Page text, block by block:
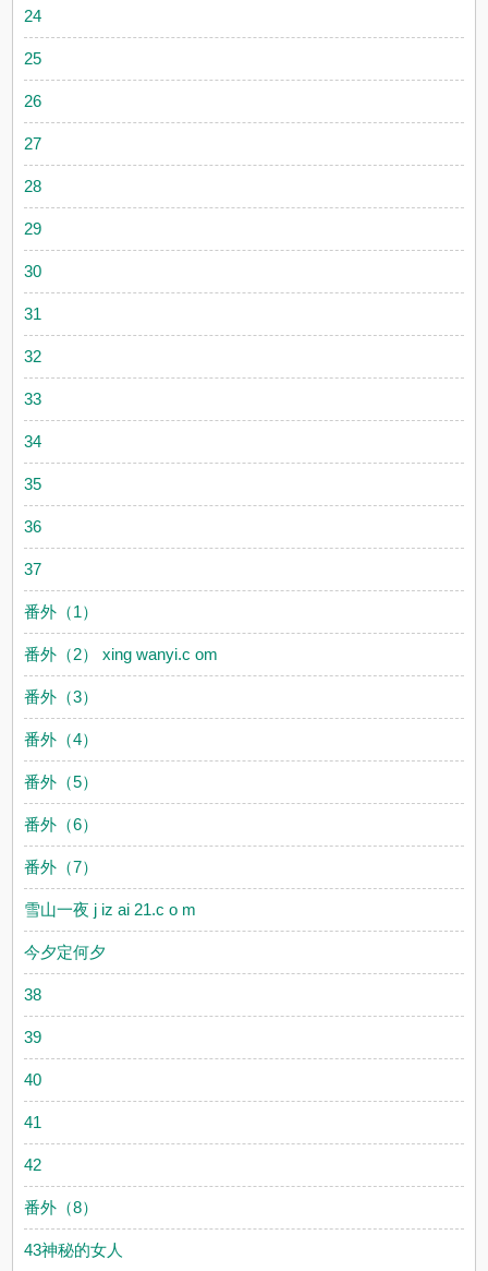
24
25
26
27
28
29
30
31
32
33
34
35
36
37
番外（1）
番外（2） xing wanyi.c om
番外（3）
番外（4）
番外（5）
番外（6）
番外（7）
雪山一夜 j iz ai 21.c o m
今夕定何夕
38
39
40
41
42
番外（8）
43神秘的女人